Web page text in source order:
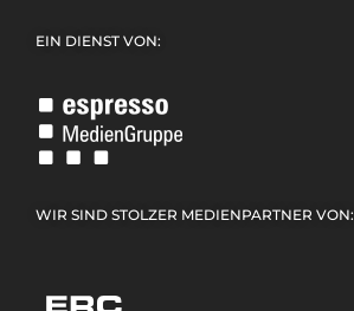
EIN DIENST VON:
WIR SIND STOLZER MEDIENPARTNER VON: